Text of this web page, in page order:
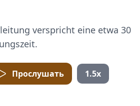
verspricht eine etwa 30
Прослушать 1.5x